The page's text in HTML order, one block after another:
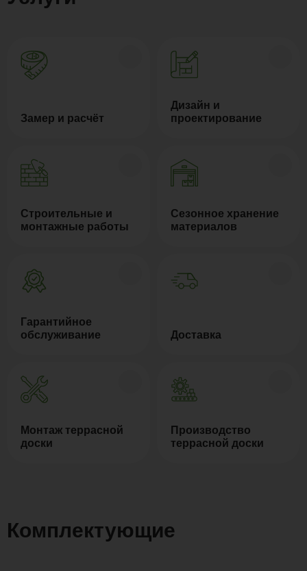
Замер и расчёт
Дизайн и
проектирование
Строительные и
монтажные работы
Сезонное хранение
материалов
Гарантийное
обслуживание
Доставка
Монтаж террасной
доски
Производство
террасной доски
Комплектующие